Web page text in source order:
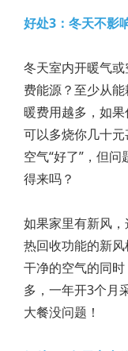
好处3：冬天不影
冬天室内开暖气
费能源？至少从
暖费用越多，如
可以多烧你几十
空气“好了”，但
得来吗？
如果家里有新风
热回收功能的新风
干净的空气的同
多，一年开3个月
大餐没问题！